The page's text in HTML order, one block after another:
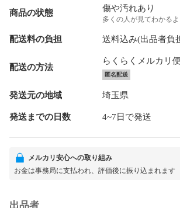
商品の状態 傷や汚れあり
多くの人が見てわかる
配送料の負担 送料込み(出品者負
配送の方法
らくらくメルカリ便
匿名配送
発送元の地域 埼玉県
発送までの日数 4~7日で発送
メルカリ安心への取り組み
お金は事務局に支払われ、評価後に振り込まれます
出品者